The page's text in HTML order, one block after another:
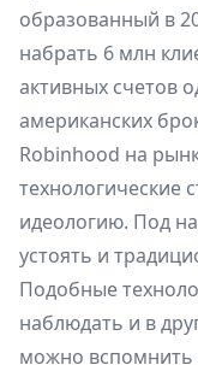
образованный в
набрать 6 млн
активных счетов
американских
Robinhood на
технологические
идеологию. Под
устоять и
Подобные
наблюдать и в
можно вспомнить